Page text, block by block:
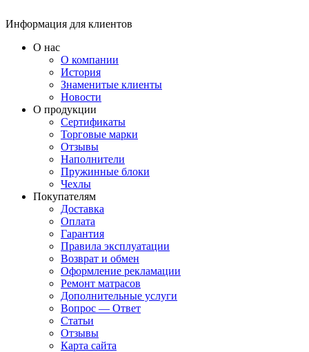
Информация для клиентов
О нас
О компании
История
Знаменитые клиенты
Новости
О продукции
Сертификаты
Торговые марки
Отзывы
Наполнители
Пружинные блоки
Чехлы
Покупателям
Доставка
Оплата
Гарантия
Правила эксплуатации
Возврат и обмен
Оформление рекламации
Ремонт матрасов
Дополнительные услуги
Вопрос — Ответ
Статьи
Отзывы
Карта сайта